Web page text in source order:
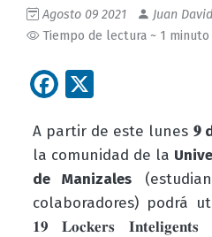
Agosto 09 2021
Juan
Tiempo de lectura ~ 1 minuto
Facebook
A partir de este lunes 𝟗
la comunidad de la
de Manizales
colaboradores)podrá
𝟏𝟗
𝐋𝐨𝐜𝐤𝐞𝐫𝐬 𝐈𝐧𝐭𝐞𝐥𝐢𝐠𝐞𝐧𝐭𝐬